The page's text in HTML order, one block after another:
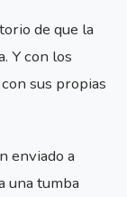
de que la
Y con los
sus propias
enviado a
una tumba